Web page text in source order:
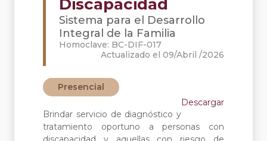
Discapacidad
Sistema para el Desarrollo
Integral de la Familia
Homoclave: BC-DIF-017
Actualizado el 09/Abril /2026
Presencial
Descargar
Brindar servicio de diagnóstico y
tratamiento oportuno a personas con